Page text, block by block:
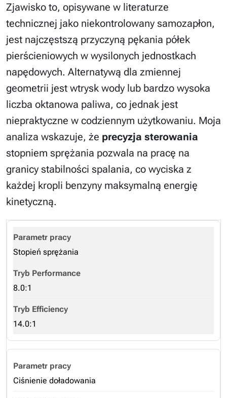
Zjawisko to, opisywane w literaturze
technicznej jako niekontrolowany samozapłon,
jest najczęstszą przyczyną pękania półek
pierścieniowych w wysilonych jednostkach
napędowych. Alternatywą dla zmiennej
geometrii jest wtrysk wody lub bardzo wysoka
liczba oktanowa paliwa, co jednak jest
niepraktyczne w codziennym użytkowaniu. Moja
analiza wskazuje, że precyzja sterowania
stopniem sprężania pozwala na pracę na
granicy stabilności spalania, co wyciska z
każdej kropli benzyny maksymalną energię
kinetyczną.
Stopień sprężania
8.0:1
14.0:1
Ciśnienie doładowania